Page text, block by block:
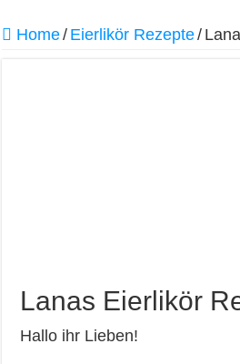
Home/ Eierlikör Rezepte/
Lanas Eierlikör
Hallo ihr Lieben!